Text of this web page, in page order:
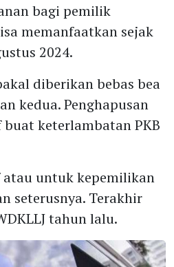
bagi pemilik
memanfaatkan sejak
2024.
diberikan bebas bea
kedua. Penghapusan
keterlambatan PKB
atau untuk kepemilikan
seterusnya. Terakhir
tahun lalu.